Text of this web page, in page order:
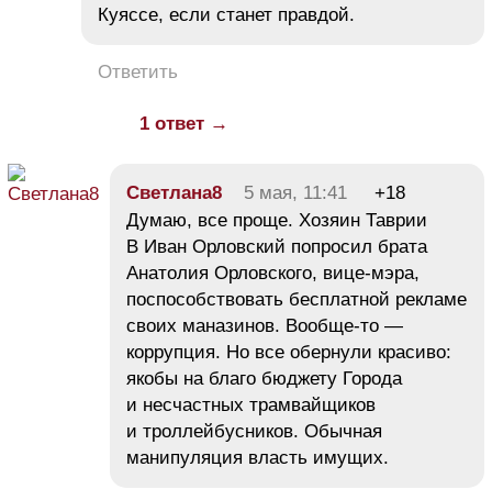
Куяссе, если станет правдой.
Ответить
1 ответ →
Светлана8 5 мая, 11:41
+18
Думаю, все проще. Хозяин Таврии
В Иван Орловский попросил брата
Анатолия Орловского, вице-мэра,
поспособствовать бесплатной рекламе
своих маназинов. Вообще-то —
коррупция. Но все обернули красиво:
якобы на благо бюджету Города
и несчастных трамвайщиков
и троллейбусников. Обычная
манипуляция власть имущих.